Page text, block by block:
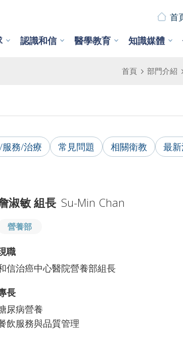
首
認識和信 醫學教育 知識媒體
首頁 部門介紹
服務/治療 常見問題 相關衛教 最
淑敏 組長 Su-Min Chan
營養部
職
信治癌中心醫院營養部組長
長
尿病營養
飲服務與品質管理